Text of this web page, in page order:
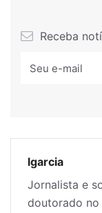
Receba
lgarcia
Jornalista e
doutorado no